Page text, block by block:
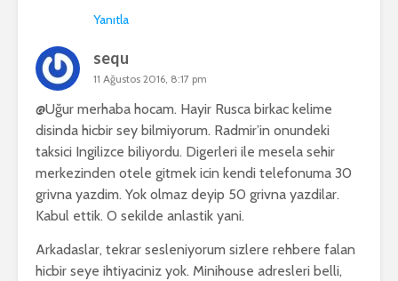
Yanıtla
sequ
11 Ağustos 2016, 8:17 pm
@Uğur merhaba hocam. Hayir Rusca birkac kelime
disinda hicbir sey bilmiyorum. Radmir’in onundeki
taksici Ingilizce biliyordu. Digerleri ile mesela sehir
merkezinden otele gitmek icin kendi telefonuma 30
grivna yazdim. Yok olmaz deyip 50 grivna yazdilar.
Kabul ettik. O sekilde anlastik yani.
Arkadaslar, tekrar sesleniyorum sizlere rehbere falan
hicbir seye ihtiyaciniz yok. Minihouse adresleri belli,